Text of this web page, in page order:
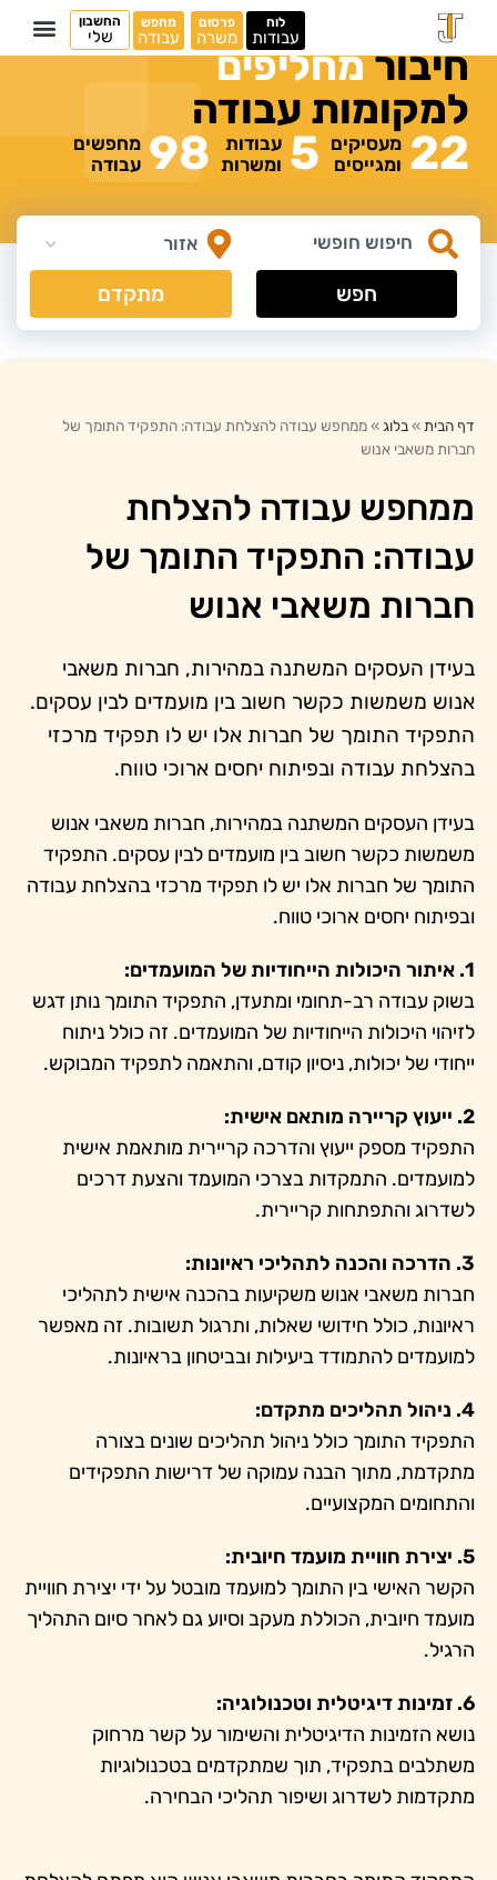
לוח
עבודות
פרסום
משרה
מחפש
עבודה
החשבון
שלי
חיבורמחליפים
למקומות עבודה
22 מעסיקים
ומגייסים
5 עבודות
ומשרות 98 מחפשים
עבודה
חפש מתקדם
דף הבית »בלוג »ממחפש עבודה להצלחת עבודה: התפקיד התומך של
חברות משאבי אנוש
ממחפש עבודה להצלחת
עבודה: התפקיד התומך של
חברות משאבי אנוש
בעידן העסקים המשתנה במהירות, חברות משאבי
אנוש משמשות כקשר חשוב בין מועמדים לבין עסקים.
התפקיד התומך של חברות אלו יש לו תפקיד מרכזי
בהצלחת עבודה ובפיתוח יחסים ארוכי טווח.
בעידן העסקים המשתנה במהירות, חברות משאבי אנוש
משמשות כקשר חשוב בין מועמדים לבין עסקים. התפקיד
התומך של חברות אלו יש לו תפקיד מרכזי בהצלחת עבודה
ובפיתוח יחסים ארוכי טווח.
1. איתור היכולות הייחודיות של המועמדים:
בשוק עבודה רב-תחומי ומתעדן, התפקיד התומך נותן דגש
לזיהוי היכולות הייחודיות של המועמדים. זה כולל ניתוח
ייחודי של יכולות, ניסיון קודם, והתאמה לתפקיד המבוקש.
2. ייעוץ קריירה מותאם אישית:
התפקיד מספק ייעוץ והדרכה קריירית מותאמת אישית
למועמדים. התמקדות בצרכי המועמד והצעת דרכים
לשדרוג והתפתחות קריירית.
3. הדרכה והכנה לתהליכי ראיונות:
חברות משאבי אנוש משקיעות בהכנה אישית לתהליכי
ראיונות, כולל חידושי שאלות, ותרגול תשובות. זה מאפשר
למועמדים להתמודד ביעילות ובביטחון בראיונות.
4. ניהול תהליכים מתקדם:
התפקיד התומך כולל ניהול תהליכים שונים בצורה
מתקדמת, מתוך הבנה עמוקה של דרישות התפקידים
והתחומים המקצועיים.
5. יצירת חוויית מועמד חיובית:
הקשר האישי בין התומך למועמד מובטל על ידי יצירת חוויית
מועמד חיובית, הכוללת מעקב וסיוע גם לאחר סיום התהליך
הרגיל.
6. זמינות דיגיטלית וטכנולוגיה:
נושא הזמינות הדיגיטלית והשימור על קשר מרחוק
משתלבים בתפקיד, תוך שמתקדמים בטכנולוגיות
מתקדמות לשדרוג ושיפור תהליכי הבחירה.